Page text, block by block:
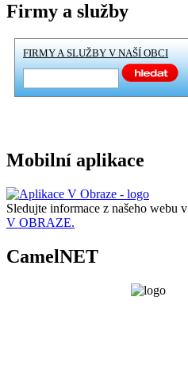
Firmy a služby
FIRMY A SLUŽBY V NAŠÍ OBCI
Mobilní aplikace
Sledujte informace z našeho webu v
V OBRAZE.
CamelNET